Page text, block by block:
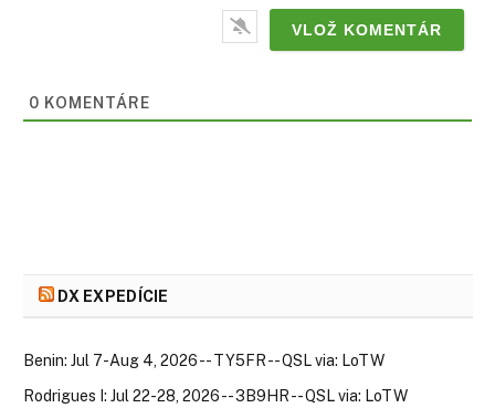
0 KOMENTÁRE
DX EXPEDÍCIE
Benin: Jul 7-Aug 4, 2026 -- TY5FR -- QSL via: LoTW
Rodrigues I: Jul 22-28, 2026 -- 3B9HR -- QSL via: LoTW